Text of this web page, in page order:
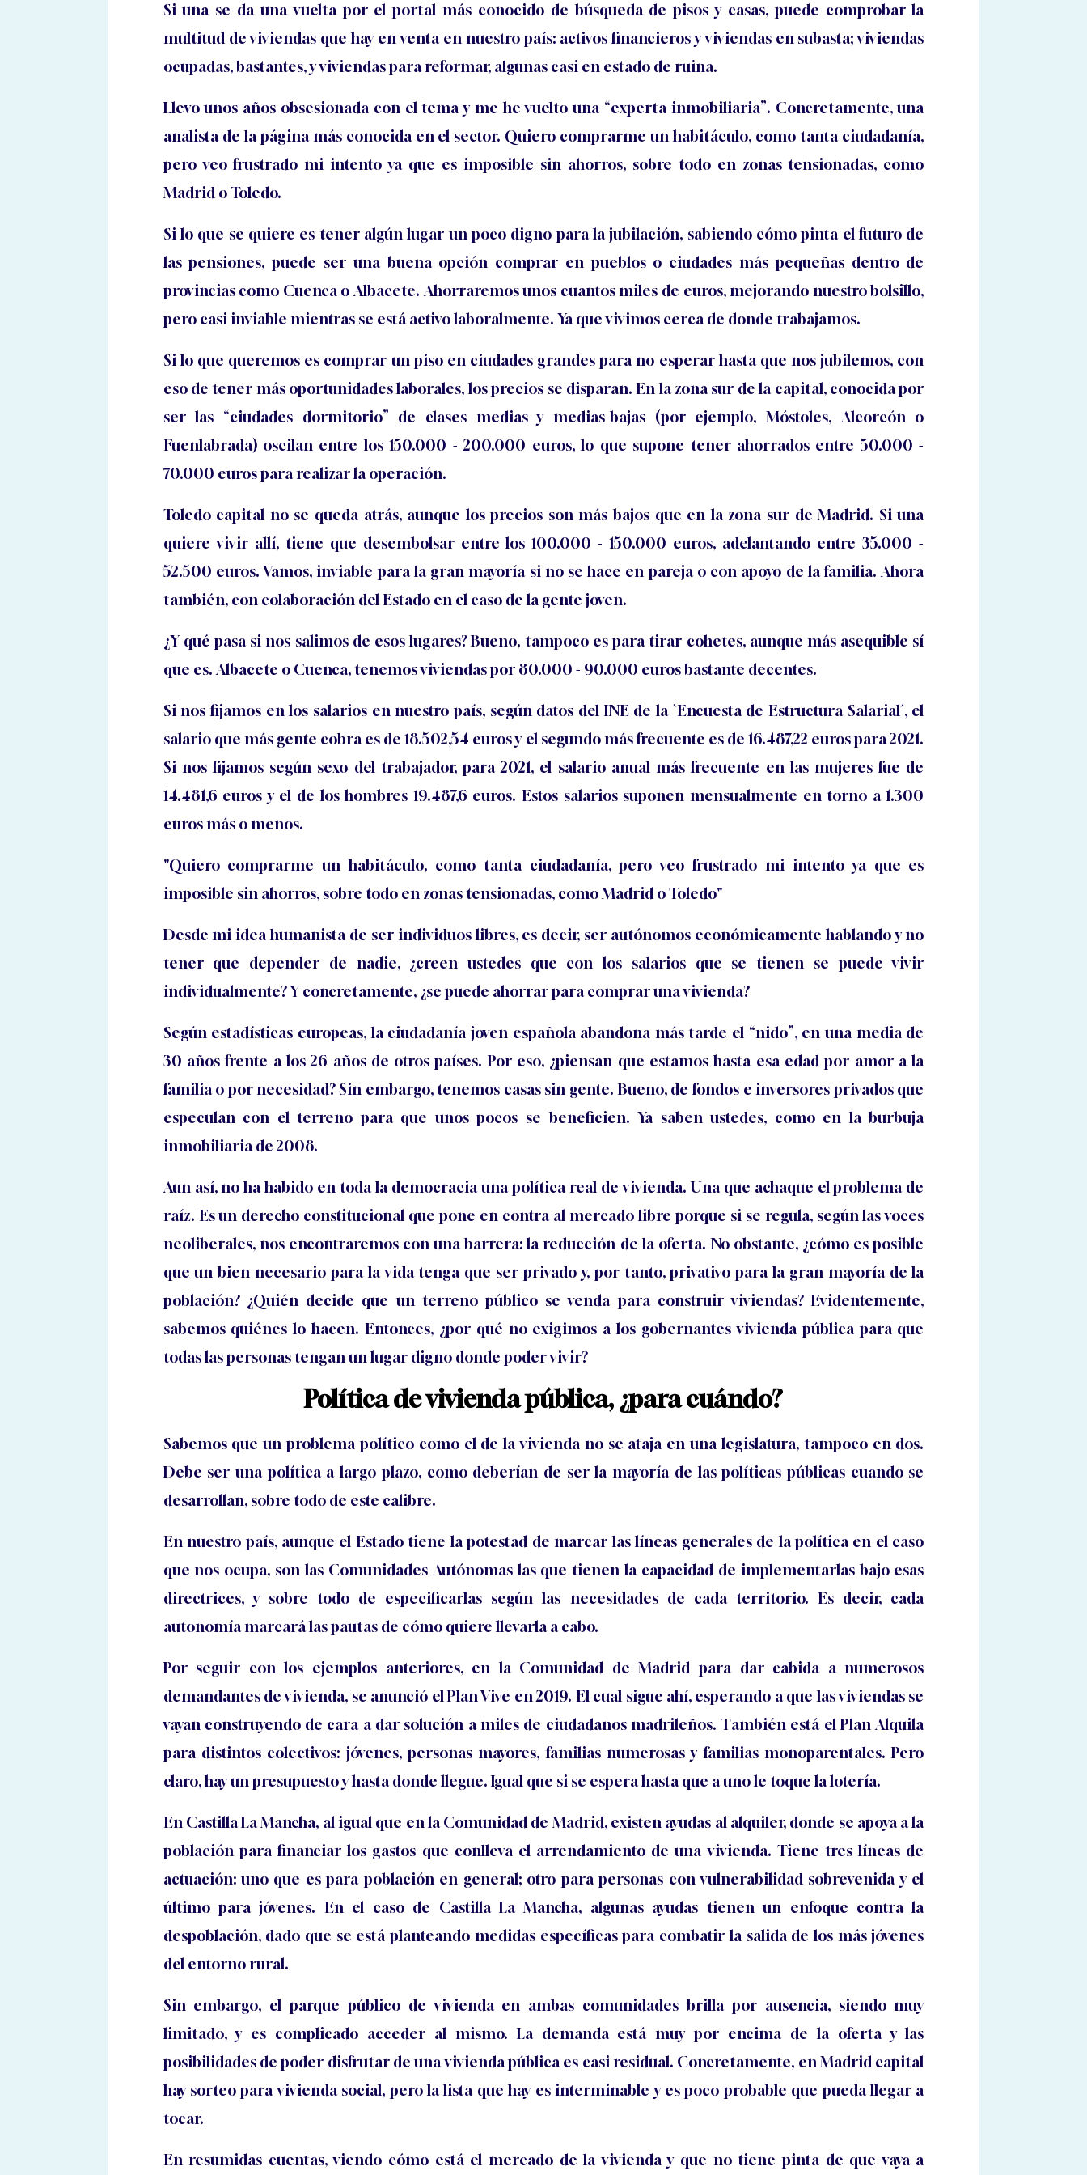
Si una se da una vuelta por el portal más conocido de búsqueda de pisos y casas, puede comprobar la
multitud de viviendas que hay en venta en nuestro país: activos financieros y viviendas en subasta; viviendas
ocupadas, bastantes, y viviendas para reformar, algunas casi en estado de ruina.
Llevo unos años obsesionada con el tema y me he vuelto una “experta inmobiliaria”. Concretamente, una
analista de la página más conocida en el sector. Quiero comprarme un habitáculo, como tanta ciudadanía,
pero veo frustrado mi intento ya que es imposible sin ahorros, sobre todo en zonas tensionadas, como
Madrid o Toledo.
Si lo que se quiere es tener algún lugar un poco digno para la jubilación, sabiendo cómo pinta el futuro de
las pensiones, puede ser una buena opción comprar en pueblos o ciudades más pequeñas dentro de
provincias como Cuenca o Albacete. Ahorraremos unos cuantos miles de euros, mejorando nuestro bolsillo,
pero casi inviable mientras se está activo laboralmente. Ya que vivimos cerca de donde trabajamos.
Si lo que queremos es comprar un piso en ciudades grandes para no esperar hasta que nos jubilemos, con
eso de tener más oportunidades laborales, los precios se disparan. En la zona sur de la capital, conocida por
ser las “ciudades dormitorio” de clases medias y medias-bajas (por ejemplo, Móstoles, Alcorcón o
Fuenlabrada) oscilan entre los 150.000 - 200.000 euros, lo que supone tener ahorrados entre 50.000 -
70.000 euros para realizar la operación.
Toledo capital no se queda atrás, aunque los precios son más bajos que en la zona sur de Madrid. Si una
quiere vivir allí, tiene que desembolsar entre los 100.000 - 150.000 euros, adelantando entre 35.000 -
52.500 euros. Vamos, inviable para la gran mayoría si no se hace en pareja o con apoyo de la familia. Ahora
también, con colaboración del Estado en el caso de la gente joven.
¿Y qué pasa si nos salimos de esos lugares? Bueno, tampoco es para tirar cohetes, aunque más asequible sí
que es. Albacete o Cuenca, tenemos viviendas por 80.000 - 90.000 euros bastante decentes.
Si nos fijamos en los salarios en nuestro país, según datos del INE de la `Encuesta de Estructura Salarial´, el
salario que más gente cobra es de 18.502,54 euros y el segundo más frecuente es de 16.487,22 euros para 2021.
Si nos fijamos según sexo del trabajador, para 2021, el salario anual más frecuente en las mujeres fue de
14.481,6 euros y el de los hombres 19.487,6 euros. Estos salarios suponen mensualmente en torno a 1.300
euros más o menos.
"Quiero comprarme un habitáculo, como tanta ciudadanía, pero veo frustrado mi intento ya que es
imposible sin ahorros, sobre todo en zonas tensionadas, como Madrid o Toledo"
Desde mi idea humanista de ser individuos libres, es decir, ser autónomos económicamente hablando y no
tener que depender de nadie, ¿creen ustedes que con los salarios que se tienen se puede vivir
individualmente? Y concretamente, ¿se puede ahorrar para comprar una vivienda?
Según estadísticas europeas, la ciudadanía joven española abandona más tarde el “nido”, en una media de
30 años frente a los 26 años de otros países. Por eso, ¿piensan que estamos hasta esa edad por amor a la
familia o por necesidad? Sin embargo, tenemos casas sin gente. Bueno, de fondos e inversores privados que
especulan con el terreno para que unos pocos se beneficien. Ya saben ustedes, como en la burbuja
inmobiliaria de 2008.
Aun así, no ha habido en toda la democracia una política real de vivienda. Una que achaque el problema de
raíz. Es un derecho constitucional que pone en contra al mercado libre porque si se regula, según las voces
neoliberales, nos encontraremos con una barrera: la reducción de la oferta. No obstante, ¿cómo es posible
que un bien necesario para la vida tenga que ser privado y, por tanto, privativo para la gran mayoría de la
población? ¿Quién decide que un terreno público se venda para construir viviendas? Evidentemente,
sabemos quiénes lo hacen. Entonces, ¿por qué no exigimos a los gobernantes vivienda pública para que
todas las personas tengan un lugar digno donde poder vivir?
Política de vivienda pública, ¿para cuándo?
Sabemos que un problema político como el de la vivienda no se ataja en una legislatura, tampoco en dos.
Debe ser una política a largo plazo, como deberían de ser la mayoría de las políticas públicas cuando se
desarrollan, sobre todo de este calibre.
En nuestro país, aunque el Estado tiene la potestad de marcar las líneas generales de la política en el caso
que nos ocupa, son las Comunidades Autónomas las que tienen la capacidad de implementarlas bajo esas
directrices, y sobre todo de especificarlas según las necesidades de cada territorio. Es decir, cada
autonomía marcará las pautas de cómo quiere llevarla a cabo.
Por seguir con los ejemplos anteriores, en la Comunidad de Madrid para dar cabida a numerosos
demandantes de vivienda, se anunció el Plan Vive en 2019. El cual sigue ahí, esperando a que las viviendas se
vayan construyendo de cara a dar solución a miles de ciudadanos madrileños. También está el Plan Alquila
para distintos colectivos: jóvenes, personas mayores, familias numerosas y familias monoparentales. Pero
claro, hay un presupuesto y hasta donde llegue. Igual que si se espera hasta que a uno le toque la lotería.
En Castilla La Mancha, al igual que en la Comunidad de Madrid, existen ayudas al alquiler, donde se apoya a la
población para financiar los gastos que conlleva el arrendamiento de una vivienda. Tiene tres líneas de
actuación: uno que es para población en general; otro para personas con vulnerabilidad sobrevenida y el
último para jóvenes. En el caso de Castilla La Mancha, algunas ayudas tienen un enfoque contra la
despoblación, dado que se está planteando medidas específicas para combatir la salida de los más jóvenes
del entorno rural.
Sin embargo, el parque público de vivienda en ambas comunidades brilla por ausencia, siendo muy
limitado, y es complicado acceder al mismo. La demanda está muy por encima de la oferta y las
posibilidades de poder disfrutar de una vivienda pública es casi residual. Concretamente, en Madrid capital
hay sorteo para vivienda social, pero la lista que hay es interminable y es poco probable que pueda llegar a
tocar.
En resumidas cuentas, viendo cómo está el mercado de la vivienda y que no tiene pinta de que vaya a